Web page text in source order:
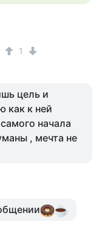
1
цель и
как к ней
начала
, мечта не